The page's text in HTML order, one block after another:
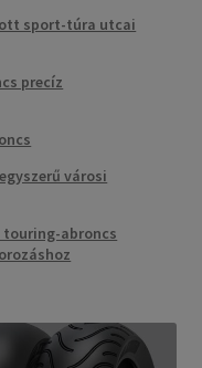
sport-túra utcai
precíz
városi
touring-abroncs